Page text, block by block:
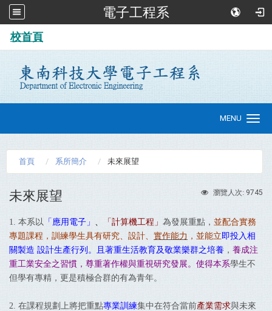
電子工程系
校首頁
navigation
MENU
首頁 系所簡介 未來展望
瀏覽人次: 9745
未來展望
1. 本系以 「 應用電子 」 、 「 計算機工程 」 為發展重點 ， 並配合實務
專題課程，訓練學生具有研究、 設計、 實作能力 ，並能立即投入相
關製造 設計生產行列。且著重生活教育及敬業樂群之培養 ， 養成注
重工業安全之習慣，尊重著作權與重視研究發展。使得本系學生不
但學有專精，更是積極合群的有為青年。
2. 在課程規劃上將把重點專業訓練集中在符合當前產業需求與未來